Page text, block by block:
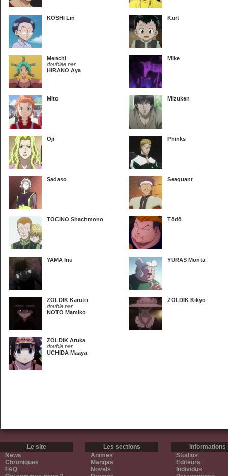
KŌSHI Lin Kurt
Menchi
doublée par
HIRANO Aya
Mike
Mito Mizuken
Ōji Phinks
Sadaso Seaquant
TOCINO Shachmono Tōdō
YAMA Inu YURAS Monta
ZOLDIK Karuto
doublé par
NOTO Mamiko
ZOLDIK Kikyō
ZOLDIK Aruka
doublé par
UCHIDA Maaya
Le site
News
Chroniques
FAQ
Les sections
Animes
Mangas
Novels
Informations
Studios
Editeurs
Individus